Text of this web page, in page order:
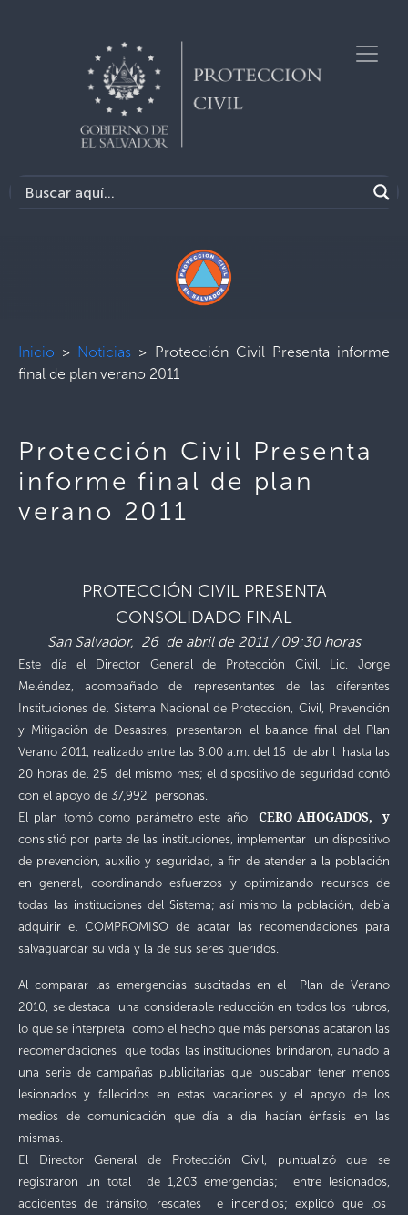
Inicio > Noticias > Protección Civil Presenta informe
final de plan verano 2011
Protección Civil Presenta
informe final de plan
verano 2011
PROTECCIÓN CIVIL PRESENTA
CONSOLIDADO FINAL
San Salvador, 26 de abril de 2011 / 09:30 horas
Este día el Director General de Protección Civil, Lic. Jorge
Meléndez, acompañado de representantes de las diferentes
Instituciones del Sistema Nacional de Protección, Civil, Prevención
y Mitigación de Desastres, presentaron el balance final del Plan
Verano 2011, realizado entre las 8:00 a.m. del 16 de abril hasta las
20 horas del 25 del mismo mes; el dispositivo de seguridad contó
con el apoyo de 37,992 personas.
El plan tomó como parámetro este añoCERO AHOGADOS, y
consistió por parte de las instituciones, implementar un dispositivo
de prevención, auxilio y seguridad, a fin de atender a la población
en general, coordinando esfuerzos y optimizando recursos de
todas las instituciones del Sistema; así mismo la población, debía
adquirir el COMPROMISO de acatar las recomendaciones para
salvaguardar su vida y la de sus seres queridos.
Al comparar las emergencias suscitadas en el Plan de Verano
2010, se destaca una considerable reducción en todos los rubros,
lo que se interpreta como el hecho que más personas acataron las
recomendaciones que todas las instituciones brindaron, aunado a
una serie de campañas publicitarias que buscaban tener menos
lesionados y fallecidos en estas vacaciones y el apoyo de los
medios de comunicación que día a día hacían énfasis en las
mismas.
El Director General de Protección Civil, puntualizó que se
registraron un total de 1,203 emergencias; entre lesionados,
accidentes de tránsito, rescates e incendios; explicó que los